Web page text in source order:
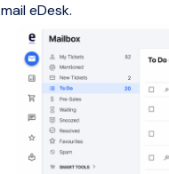
mail eDesk.